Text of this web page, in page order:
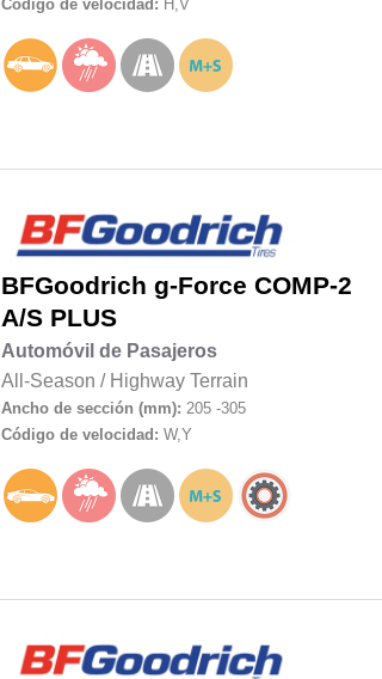
Código de velocidad: H,V
BFGoodrich g-Force COMP-2
A/S PLUS
Automóvil de Pasajeros
All-Season / Highway Terrain
Ancho de sección (mm): 205 -305
Código de velocidad: W,Y